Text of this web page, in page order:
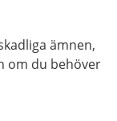
ämnen,
om du behöver